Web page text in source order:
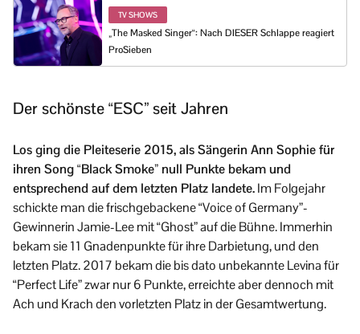
TV SHOWS
„The Masked Singer“: Nach DIESER Schlappe reagiert
ProSieben
Der schönste “ESC” seit Jahren
Los ging die Pleiteserie 2015, als Sängerin Ann Sophie für
ihren Song “Black Smoke” null Punkte bekam und
entsprechend auf dem letzten Platz landete.Im Folgejahr
schickte man die frischgebackene “Voice of Germany”-
Gewinnerin Jamie-Lee mit “Ghost” auf die Bühne. Immerhin
bekam sie 11 Gnadenpunkte für ihre Darbietung, und den
letzten Platz. 2017 bekam die bis dato unbekannte Levina für
“Perfect Life” zwar nur 6 Punkte, erreichte aber dennoch mit
Ach und Krach den vorletzten Platz in der Gesamtwertung.